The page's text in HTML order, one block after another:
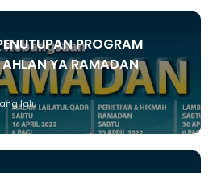
PROGRAM
YA RAMADAN
lalu